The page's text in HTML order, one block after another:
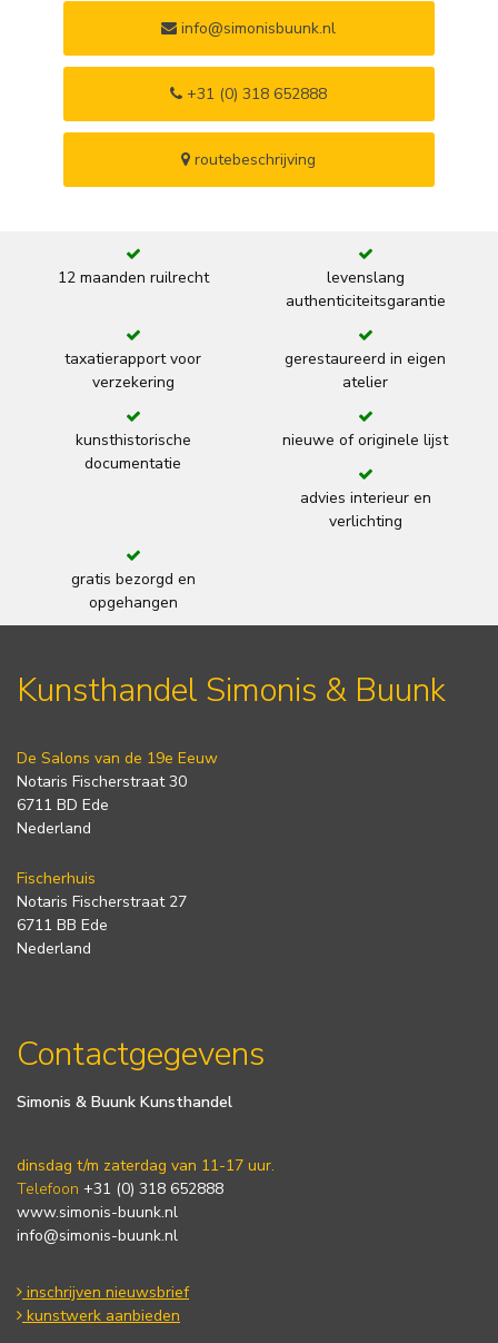
info@simonisbuunk.nl
+31 (0) 318 652888
routebeschrijving
12 maanden ruilrecht
levenslang
authenticiteitsgarantie
taxatierapport voor
verzekering
gerestaureerd in eigen
atelier
kunsthistorische
documentatie
nieuwe of originele lijst
advies interieur en
verlichting
gratis bezorgd en
opgehangen
Kunsthandel Simonis & Buunk
De Salons van de 19e Eeuw
Notaris Fischerstraat 30
6711 BD Ede
Nederland
Fischerhuis
Notaris Fischerstraat 27
6711 BB Ede
Nederland
Contactgegevens
Simonis & Buunk Kunsthandel
dinsdag t/m zaterdag van 11-17 uur.
Telefoon +31 (0) 318 652888
www.simonis-buunk.nl
info@simonis-buunk.nl
inschrijven nieuwsbrief
kunstwerk aanbieden